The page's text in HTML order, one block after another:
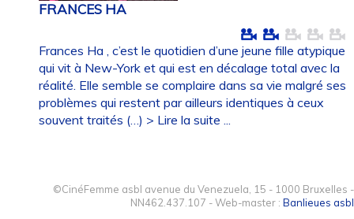
FRANCES HA
Frances Ha , c’est le quotidien d’une jeune fille atypique
qui vit à New-York et qui est en décalage total avec la
réalité. Elle semble se complaire dans sa vie malgré ses
problèmes qui restent par ailleurs identiques à ceux
souvent traités (…) > Lire la suite ...
©CinéFemme asbl avenue du Venezuela, 15 - 1000 Bruxelles -
NN462.437.107 - Web-master : Banlieues asbl